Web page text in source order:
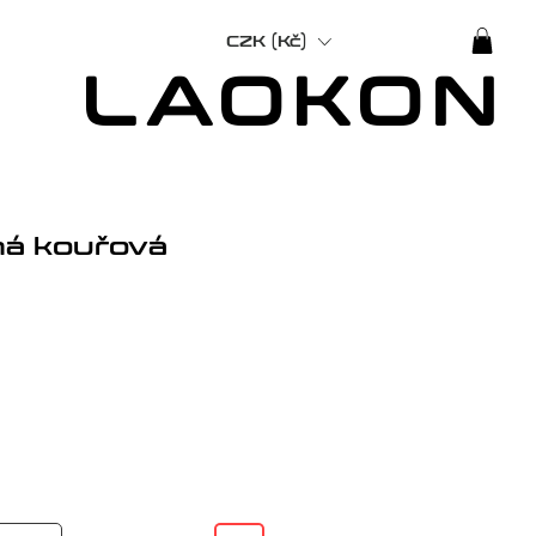
CZK (Kč)
LAOKON
kouřová